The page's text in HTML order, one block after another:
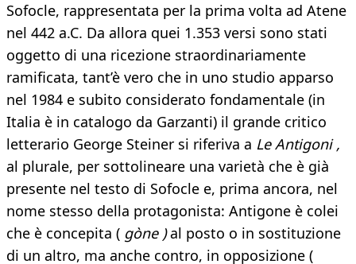
Sofocle, rappresentata per la prima volta ad Atene
nel 442 a.C. Da allora quei 1.353 versi sono stati
oggetto di una ricezione straordinariamente
ramificata, tant’è vero che in uno studio apparso
nel 1984 e subito considerato fondamentale (in
Italia è in catalogo da Garzanti) il grande critico
letterario George Steiner si riferiva a Le Antigoni ,
al plurale, per sottolineare una varietà che è già
presente nel testo di Sofocle e, prima ancora, nel
nome stesso della protagonista: Antigone è colei
che è concepita ( gòne )al posto o in sostituzione
di un altro, ma anche contro, in opposizione (